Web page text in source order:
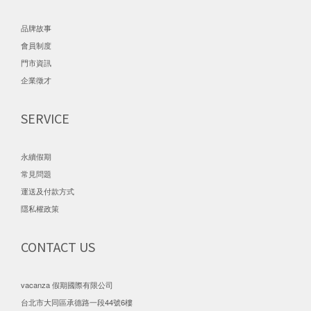
品牌故事
會員制度
門市資訊
企業徵才
SERVICE
永續假期
常見問題
運送及付款方式
隱私權政策
CONTACT US
vacanza 假期國際有限公司
台北市大同區承德路一段44號6樓